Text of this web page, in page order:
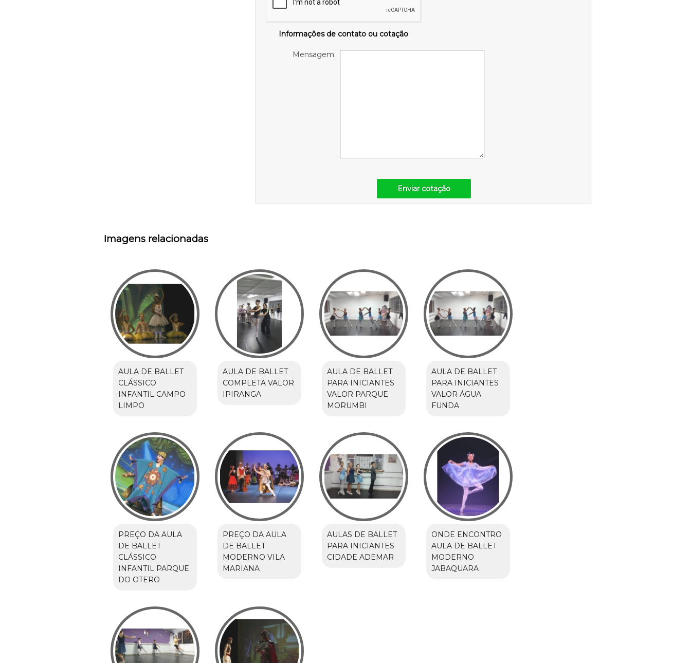
Informações de contato ou cotação
Mensagem:
Enviar cotação
Imagens relacionadas
AULA DE BALLET
CLÁSSICO
INFANTIL CAMPO
LIMPO
AULA DE BALLET
COMPLETA VALOR
IPIRANGA
AULA DE BALLET
PARA INICIANTES
VALOR PARQUE
MORUMBI
AULA DE BALLET
PARA INICIANTES
VALOR ÁGUA
FUNDA
PREÇO DA AULA
DE BALLET
CLÁSSICO
INFANTIL PARQUE
DO OTERO
PREÇO DA AULA
DE BALLET
MODERNO VILA
MARIANA
AULAS DE BALLET
PARA INICIANTES
CIDADE ADEMAR
ONDE ENCONTRO
AULA DE BALLET
MODERNO
JABAQUARA